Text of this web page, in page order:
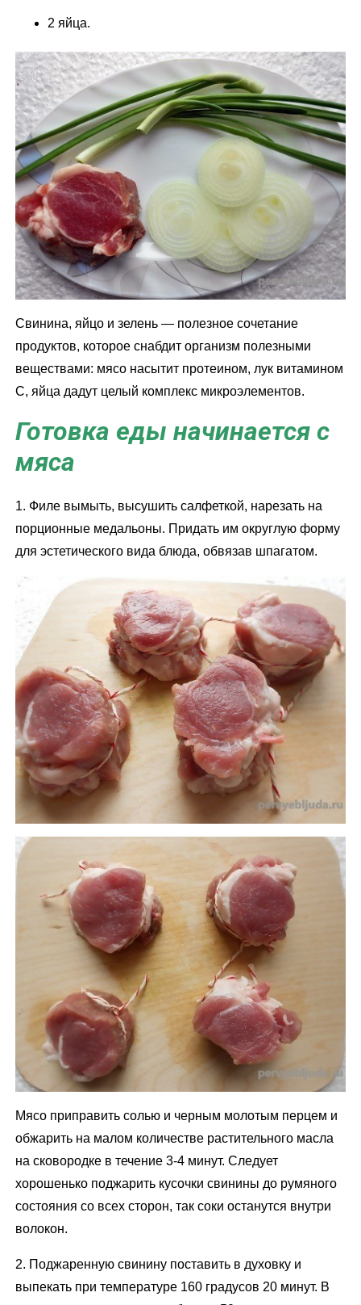
2 яйца.
Свинина, яйцо и зелень — полезное сочетание
продуктов, которое снабдит организм полезными
веществами: мясо насытит протеином, лук витамином
С, яйца дадут целый комплекс микроэлементов.
Готовка еды начинается с
мяса
1. Филе вымыть, высушить салфеткой, нарезать на
порционные медальоны. Придать им округлую форму
для эстетического вида блюда, обвязав шпагатом.
Мясо приправить солью и черным молотым перцем и
обжарить на малом количестве растительного масла
на сковородке в течение 3-4 минут. Следует
хорошенько поджарить кусочки свинины до румяного
состояния со всех сторон, так соки останутся внутри
волокон.
2. Поджаренную свинину поставить в духовку и
выпекать при температуре 160 градусов 20 минут. В